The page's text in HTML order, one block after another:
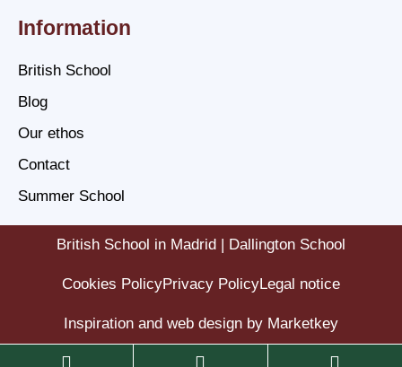
Information
British School
Blog
Our ethos
Contact
Summer School
British School in Madrid | Dallington School
Cookies PolicyPrivacy PolicyLegal notice
Inspiration and web design by Marketkey